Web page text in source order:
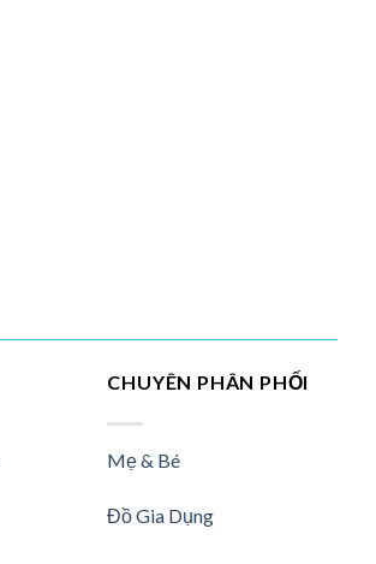
CHUYÊN PHÂN PHỐI
Mẹ & Bé
Đồ Gia Dụng